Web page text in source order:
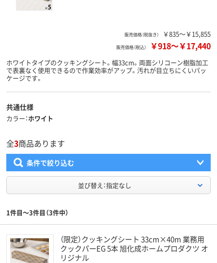
販売価格（税抜き） ￥835～￥15,855
販売価格（税込） ￥918～￥17,440
ホワイトタイプのクッキングシート。幅33cm。両面シリコーン樹脂加工
で表裏なく使用できるので作業効率がアップ。汚れが目立ちにくいパッ
ケージです。
共通仕様
カラー ホワイト
全3商品あります
条件で絞り込む
並び替え：指定なし
1件目～3件目（3件中）
（限定）クッキングシート 33cm×40m 業務用
クックパーEG 5本 旭化成ホームプロダクツ オ
リジナル